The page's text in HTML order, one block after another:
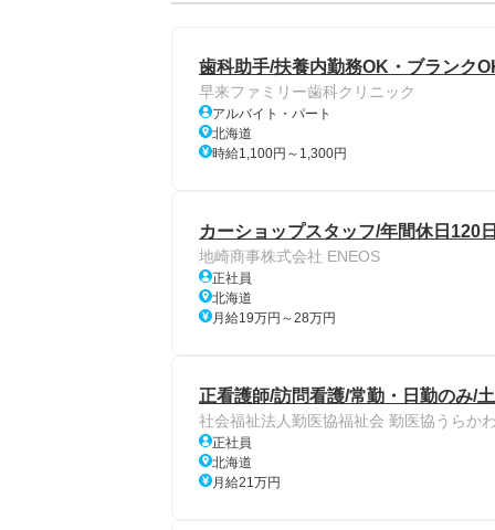
歯科助手/扶養内勤務OK・ブランク
早来ファミリー歯科クリニック
アルバイト・パート
北海道
時給1,100円～1,300円
カーショップスタッフ/年間休日120
地崎商事株式会社 ENEOS
正社員
北海道
月給19万円～28万円
正看護師/訪問看護/常勤・日勤のみ/
社会福祉法人勤医協福祉会 勤医協うらか
正社員
北海道
月給21万円